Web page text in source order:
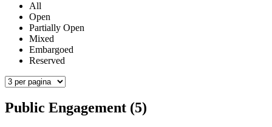
All
Open
Partially Open
Mixed
Embargoed
Reserved
Public Engagement (5)